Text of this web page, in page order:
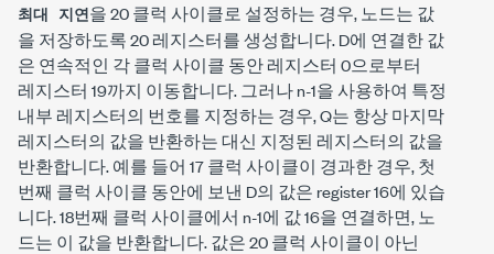
최대 지연을20 클럭 사이클로 설정하는 경우, 노드는 값
을 저장하도록20 레지스터를 생성합니다.D에 연결한 값
은 연속적인 각 클럭 사이클 동안레지스터 0으로부터
레지스터 19까지 이동합니다. 그러나n-1을 사용하여 특정
내부 레지스터의 번호를 지정하는 경우,Q는 항상 마지막
레지스터의 값을 반환하는 대신 지정된 레지스터의 값을
반환합니다. 예를 들어 17 클럭 사이클이 경과한 경우, 첫
번째 클럭 사이클 동안에 보낸 D의 값은 register 16에 있습
니다.18번째 클럭 사이클에서 n-1에 값 16을 연결하면, 노
드는 이 값을 반환합니다. 값은 20 클럭 사이클이 아닌